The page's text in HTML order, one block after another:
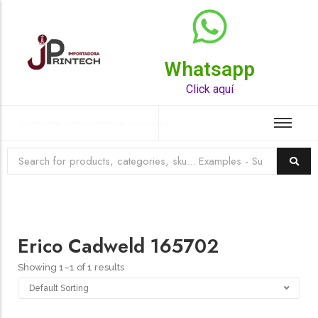
Whatsapp
Click aquí
Top Rated Product
Erico Cadweld 165702
Showing 1–1 of 1 results